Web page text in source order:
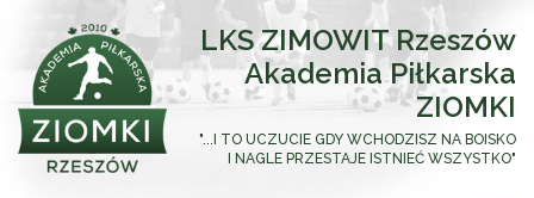
LKS ZIMOWIT Rzeszów
Akademia Piłkarska
ZIOMKI
"...I TO UCZUCIE GDY WCHODZISZ NA BOISKO
I NAGLE PRZESTAJE ISTNIEĆ WSZYSTKO"